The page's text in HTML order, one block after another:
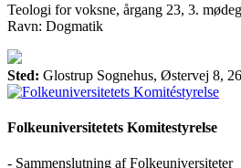
Teologi for voksne, årgang 23, 3.
Ravn: Dogmatik
Sted: Glostrup Sognehus, Østervej 8,
Folkeuniversitetets Komitestyrelse
- Sammenslutning af Folkeuniversiteter